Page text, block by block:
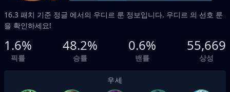
16.3 패치 기준 정글 에서의 우디르 룬 정보입니다. 우디르 의 선호 룬
을 확인하세요!
1.6%
픽률
48.2%
승률
0.6%
밴률
55,669
상성
우세